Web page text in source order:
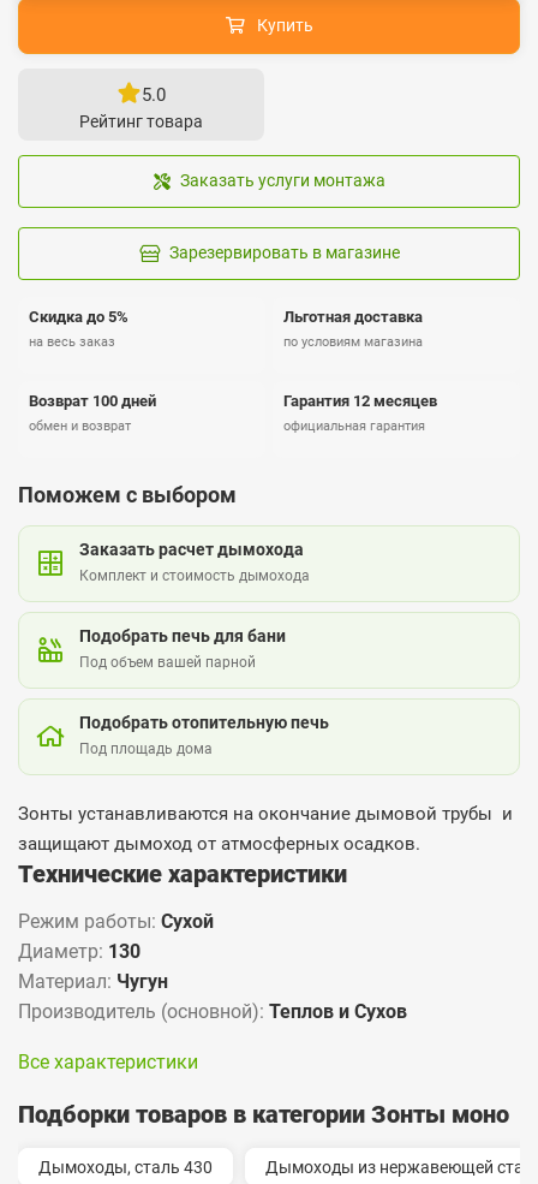
Купить
5.0
Рейтинг товара
Заказать услуги монтажа
Зарезервировать в магазине
Скидка до 5%
на весь заказ
Льготная доставка
по условиям магазина
Возврат 100 дней
обмен и возврат
Гарантия 12 месяцев
официальная гарантия
Поможем с выбором
Заказать расчет дымохода
Комплект и стоимость дымохода
Подобрать печь для бани
Под объем вашей парной
Подобрать отопительную печь
Под площадь дома
Зонты устанавливаются на окончание дымовой трубы и
защищают дымоход от атмосферных осадков.
Технические характеристики
Режим работы: Сухой
Диаметр: 130
Материал: Чугун
Производитель (основной): Теплов и Сухов
Все характеристики
Подборки товаров в категории Зонты моно
Дымоходы, сталь 430 Дымоходы из нержавеющей